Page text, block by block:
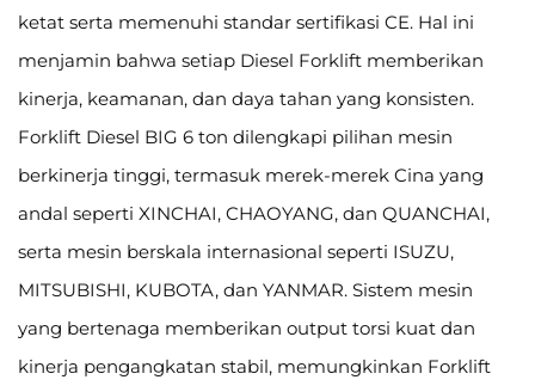
ketat serta memenuhi standar sertifikasi CE. Hal ini
menjamin bahwa setiap Diesel Forklift memberikan
kinerja, keamanan, dan daya tahan yang konsisten.
Forklift Diesel BIG 6 ton dilengkapi pilihan mesin
berkinerja tinggi, termasuk merek-merek Cina yang
andal seperti XINCHAI, CHAOYANG, dan QUANCHAI,
serta mesin berskala internasional seperti ISUZU,
MITSUBISHI, KUBOTA, dan YANMAR. Sistem mesin
yang bertenaga memberikan output torsi kuat dan
kinerja pengangkatan stabil, memungkinkan Forklift